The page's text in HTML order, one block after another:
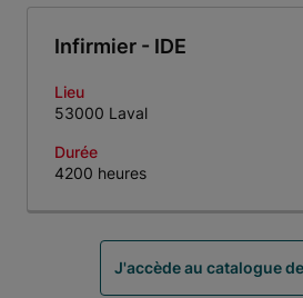
Infirmier - IDE
Lieu
53000 Laval
Durée
4200 heures
J'accède au catalogue